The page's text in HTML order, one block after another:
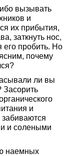
вызывать
и
их прибытия,
заткнуть нос,
его пробить. Но
почему
ли вы
Засорить
и
забиваются
и солеными
наемных